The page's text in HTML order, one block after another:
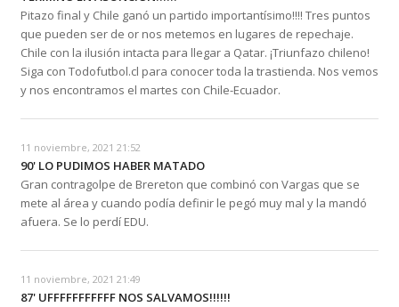
Pitazo final y Chile ganó un partido importantísimo!!!! Tres puntos
que pueden ser de or nos metemos en lugares de repechaje.
Chile con la ilusión intacta para llegar a Qatar. ¡Triunfazo chileno!
Siga con Todofutbol.cl para conocer toda la trastienda. Nos vemos
y nos encontramos el martes con Chile-Ecuador.
11 noviembre, 2021 21:52
90' LO PUDIMOS HABER MATADO
Gran contragolpe de Brereton que combinó con Vargas que se
mete al área y cuando podía definir le pegó muy mal y la mandó
afuera. Se lo perdí EDU.
11 noviembre, 2021 21:49
87' UFFFFFFFFFFF NOS SALVAMOS!!!!!!